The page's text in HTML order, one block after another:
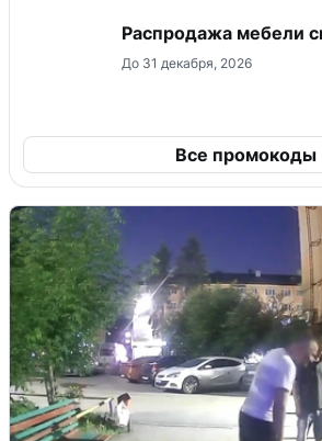
Распродажа мебели
До 31 декабря, 2026
Все промокоды